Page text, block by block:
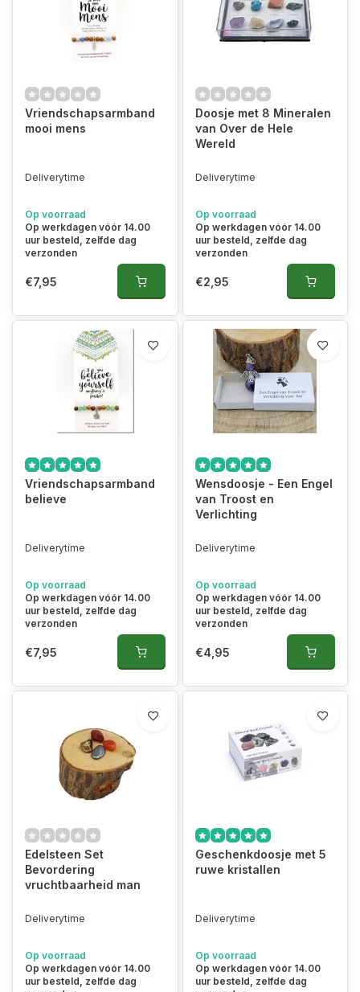
Vriendschapsarmband
mooi mens
Deliverytime
Op voorraad
Op werkdagen vóór 14.00
uur besteld, zelfde dag
verzonden
€7,95
Doosje met 8 Mineralen
van Over de Hele
Wereld
Deliverytime
Op voorraad
Op werkdagen vóór 14.00
uur besteld, zelfde dag
verzonden
€2,95
Vriendschapsarmband
believe
Deliverytime
Op voorraad
Op werkdagen vóór 14.00
uur besteld, zelfde dag
verzonden
€7,95
Wensdoosje - Een Engel
van Troost en
Verlichting
Deliverytime
Op voorraad
Op werkdagen vóór 14.00
uur besteld, zelfde dag
verzonden
€4,95
Edelsteen Set
Bevordering
vruchtbaarheid man
Deliverytime
Op voorraad
Op werkdagen vóór 14.00
uur besteld, zelfde dag
Geschenkdoosje met 5
ruwe kristallen
Deliverytime
Op voorraad
Op werkdagen vóór 14.00
uur besteld, zelfde dag